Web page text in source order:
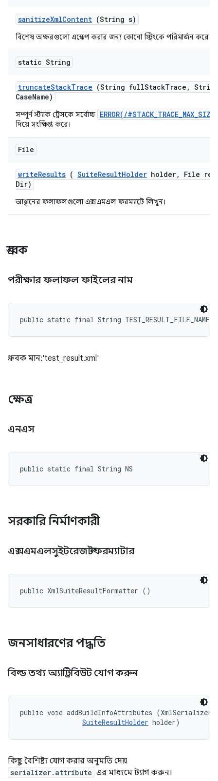
sanitizeXmlContent (String s)
বিশেষ অক্ষরগুলো এস্কেপ করার জন্য কোনো স্ট্রিংকে পরিমার্জন করে।
static String
truncateStackTrace (String fullStackTrace ,
CaseName)
সম্পূর্ণ স্ট্যাক ট্রেসকে সর্বোচ্চ ERROR(/#STACK_TRACE_MAX_SIZE)
দিয়ে সংক্ষিপ্ত করে।
File
writeResults ( SuiteResultHolder holder,
File
Dir)
আহ্বানের ফলাফলগুলো এক্সএমএল ফরম্যাটে লিখুন।
ধ্রুবক
পরীক্ষার ফলাফল ফাইলের নাম
public static final String TEST_RESULT_FILE_NAME
ধ্রুবক মান: 'test_result.xml'
ক্ষেত্র
এনএস
public static final String NS
সরকারি নির্মাণকারী
এক্সএমএলসুইটরেজাল্টফরম্যাটার
public XmlSuiteResultFormatter ()
জনসাধারণের পদ্ধতি
বিল্ড তথ্য অ্যাট্রিবিউট যোগ করুন
public void addBuildInfoAttributes
SuiteResultHolder holder)
কিছু বৈশিষ্ট্য যোগ করার অনুমতি দেয়
serializer.attribute এর মাধ্যমে ট্যাগ করুন।